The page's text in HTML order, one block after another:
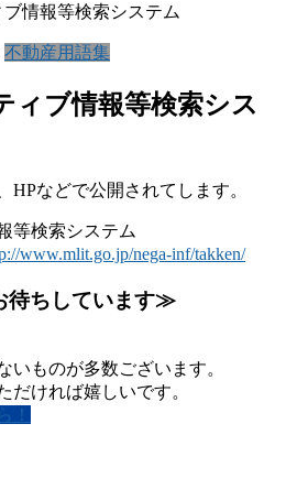
情報等検索システム
不動産用語集
HPなどで公開されてします。
等検索システム
www.mlit.go.jp/nega-inf/takken/
待ちしています≫
いものが多数ございます。
だければ嬉しいです。
！